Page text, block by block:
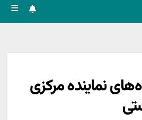
نماینده مرکزی